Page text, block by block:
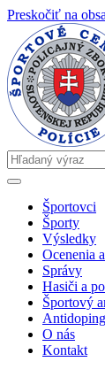
Preskočiť na
Športovci
Športy
Výsledky
Ocenenia
Správy
Hasiči a
Športový
Antidoping
O nás
Kontakt